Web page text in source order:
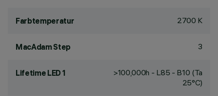
Farbtemperatur 2700 K
MacAdam Step 3
Lifetime LED 1
>100,000h - L85 - B10 (Ta
25°C)